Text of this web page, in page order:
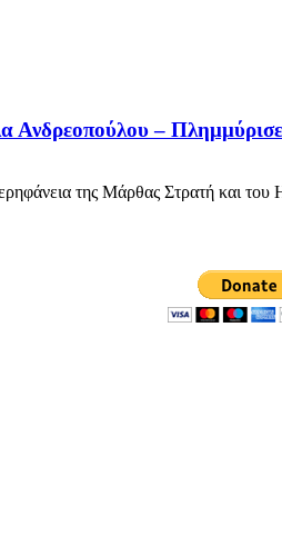
Ανδρεοπούλου –
της Μάρθας Στρατή και του